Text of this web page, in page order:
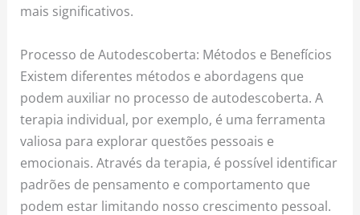
mais significativos.
Processo de Autodescoberta: Métodos e Benefícios
Existem diferentes métodos e abordagens que
podem auxiliar no processo de autodescoberta. A
terapia individual, por exemplo, é uma ferramenta
valiosa para explorar questões pessoais e
emocionais. Através da terapia, é possível identificar
padrões de pensamento e comportamento que
podem estar limitando nosso crescimento pessoal.